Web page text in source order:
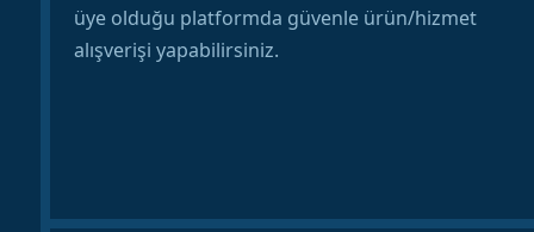
üye olduğu platformda güvenle ürün/hizmet
alışverişi yapabilirsiniz.